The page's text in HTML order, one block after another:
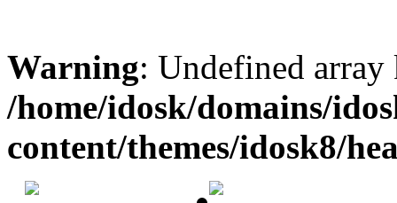
Warning: Undefined
/home/idosk/domains/
content/themes/idosk8/